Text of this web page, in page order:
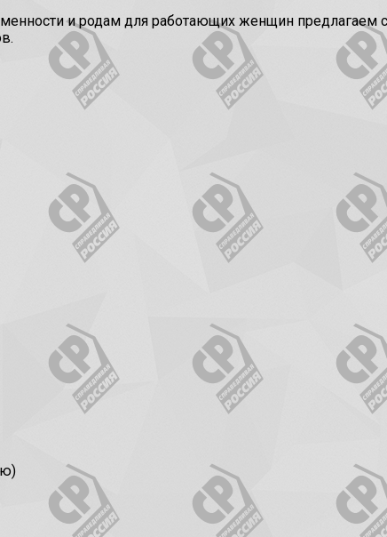
и родам для работающих женщин предлагаем